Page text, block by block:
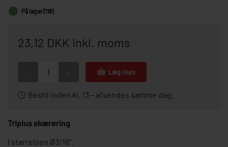
På lager (118)
23,12 DKK inkl. moms
Læg i kurv
Bestil inden kl. 13 – afsendes samme dag.
Triplus skærering
I størrelsen Ø3/16".